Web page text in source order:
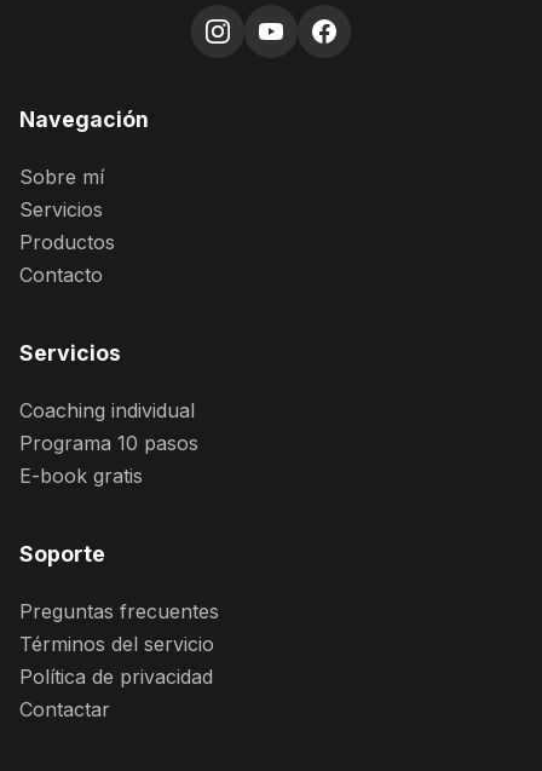
Navegación
Sobre mí
Servicios
Productos
Contacto
Servicios
Coaching individual
Programa 10 pasos
E-book gratis
Soporte
Preguntas frecuentes
Términos del servicio
Política de privacidad
Contactar